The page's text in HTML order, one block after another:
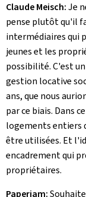
Claude Meisch:Je
pense plutôt qu'il
intermédiaires qui
jeunes et les
possibilité. C'est
gestion locative
ans, que nous
par ce biais. Dans
logements entiers
être utilisées. Et
encadrement qui
propriétaires.
Paperjam: